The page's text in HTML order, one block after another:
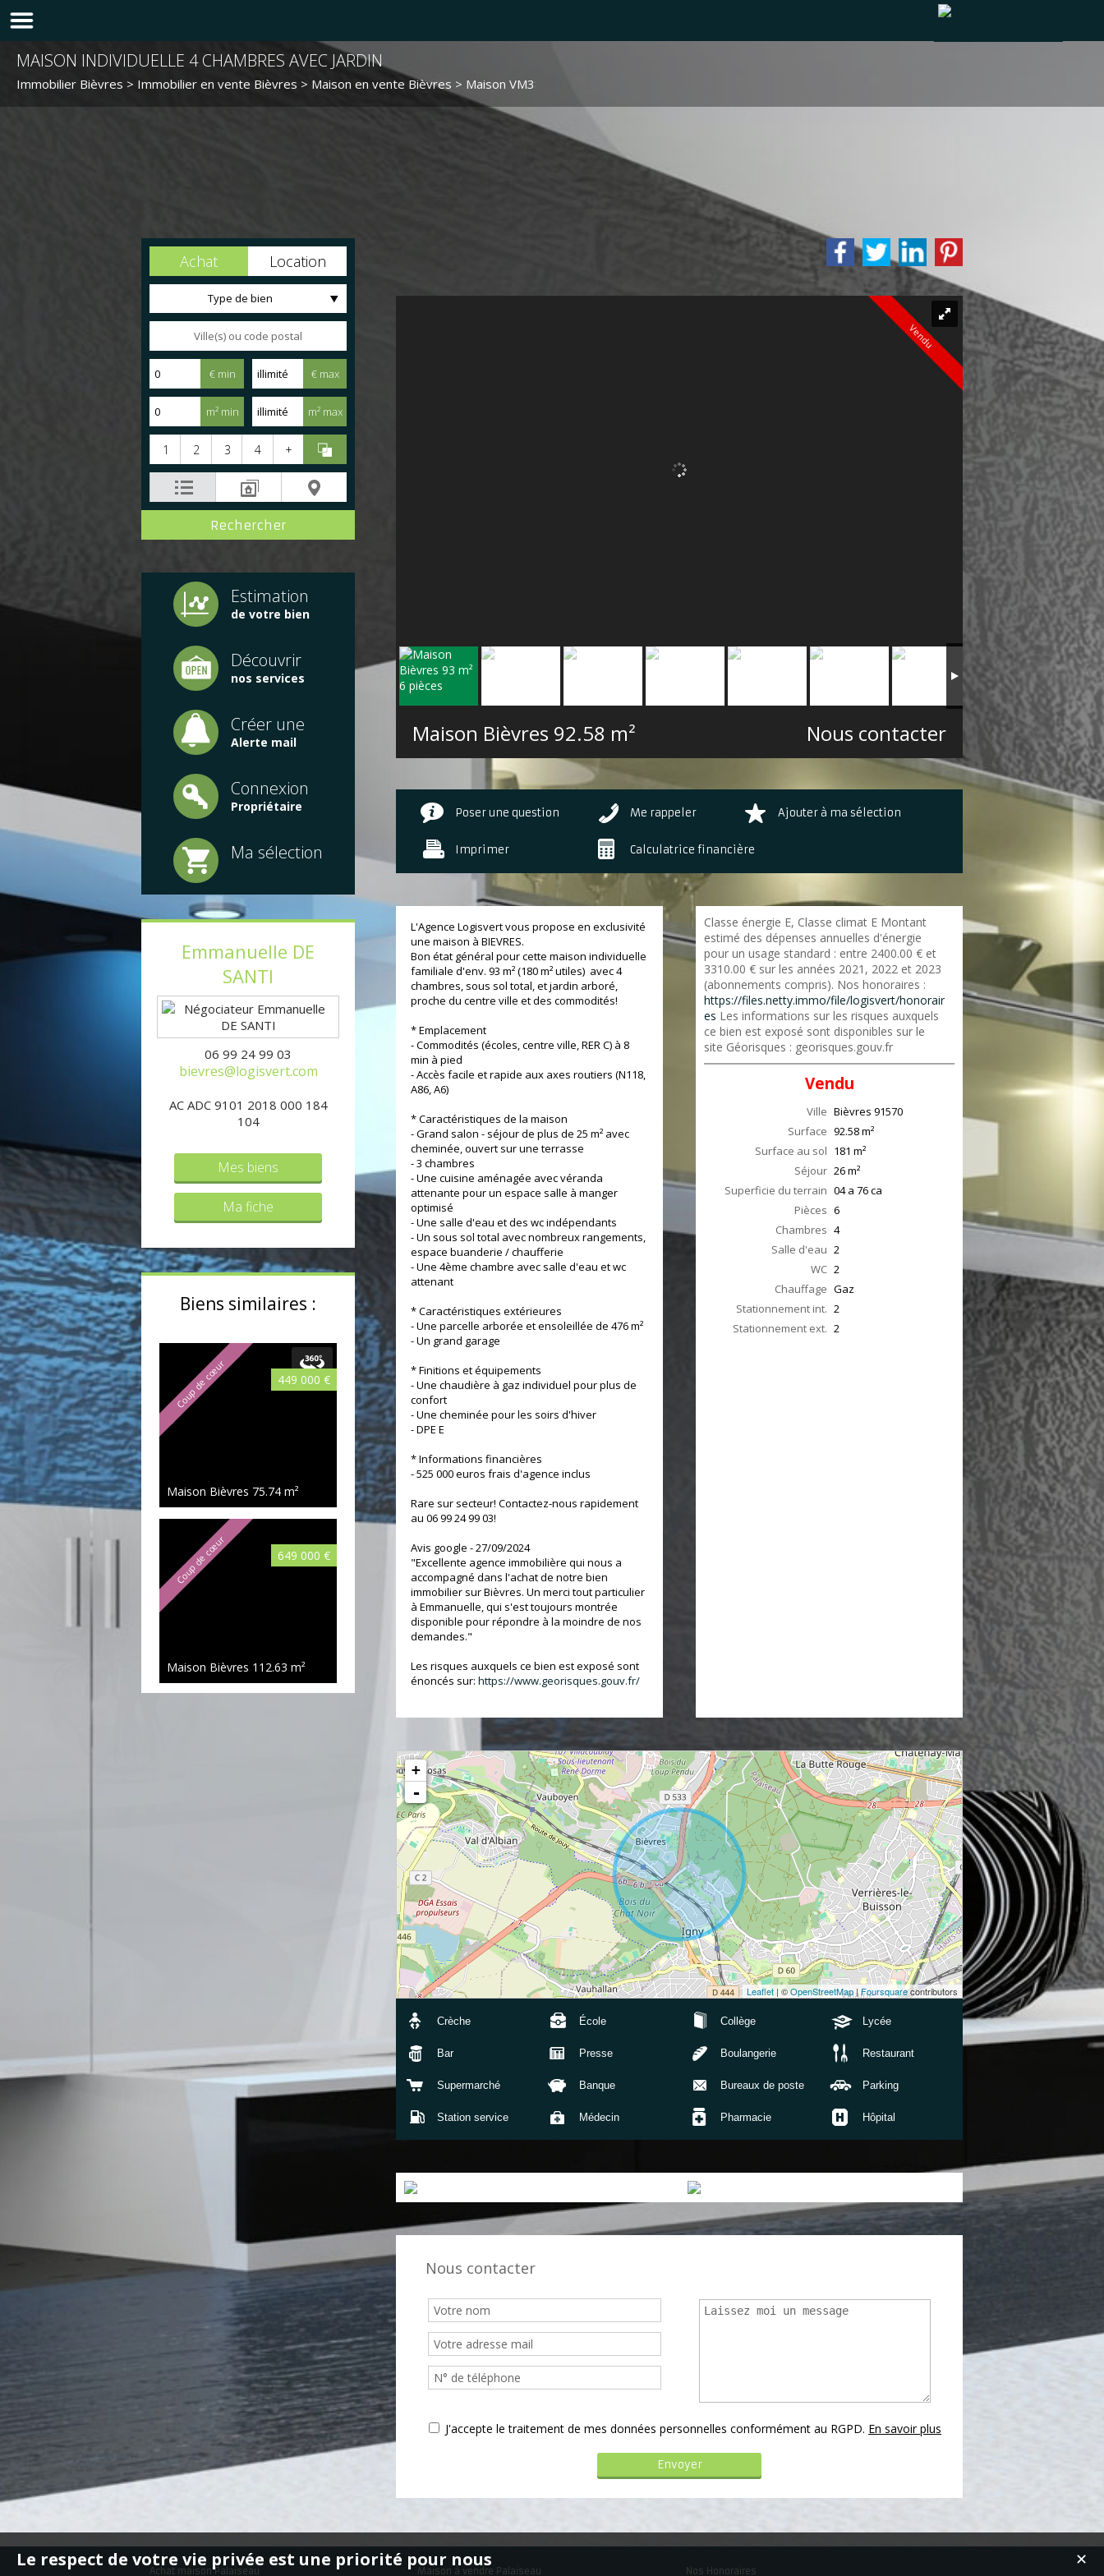
MAISON INDIVIDUELLE 4 CHAMBRES AVEC JARDIN
Immobilier Bièvres > Immobilier en vente Bièvres > Maison en vente Bièvres > Maison VM3830
Achat Location
Type de bien
€ min € max
m² min m² max
1 2 3 4 +
Estimation
de votre bien
Découvrir
nos services
Créer une
Alerte mail
Connexion
Propriétaire
Ma sélection
Emmanuelle DE
SANTI
06 99 24 99 03
bievres@logisvert.com
AC ADC 9101 2018 000 184
104
Mes biens
Ma fiche
Biens similaires :
Coup de cœur 449 000 €
Maison Bièvres 75.74 m²
Coup de cœur 649 000 €
Maison Bièvres 112.63 m²
Vendu
Maison Bièvres 92.58 m² Nous contacter
Poser une question Me rappeler Ajouter à ma sélection
Imprimer Calculatrice financière
L'Agence Logisvert vous propose en exclusivité
une maison à BIEVRES.
Bon état général pour cette maison individuelle
familiale d'env. 93 m² (180 m² utiles) avec 4
chambres, sous sol total, et jardin arboré,
proche du centre ville et des commodités!
* Emplacement
- Commodités (écoles, centre ville, RER C) à 8
min à pied
- Accès facile et rapide aux axes routiers (N118,
A86, A6)
* Caractéristiques de la maison
- Grand salon - séjour de plus de 25 m² avec
cheminée, ouvert sur une terrasse
- 3 chambres
- Une cuisine aménagée avec véranda
attenante pour un espace salle à manger
optimisé
- Une salle d'eau et des wc indépendants
- Un sous sol total avec nombreux rangements,
espace buanderie / chaufferie
- Une 4ème chambre avec salle d'eau et wc
attenant
* Caractéristiques extérieures
- Une parcelle arborée et ensoleillée de 476 m²
- Un grand garage
* Finitions et équipements
- Une chaudière à gaz individuel pour plus de
confort
- Une cheminée pour les soirs d'hiver
- DPE E
* Informations financières
- 525 000 euros frais d'agence inclus
Rare sur secteur! Contactez-nous rapidement
au 06 99 24 99 03!
Avis google - 27/09/2024
"Excellente agence immobilière qui nous a
accompagné dans l'achat de notre bien
immobilier sur Bièvres. Un merci tout particulier
à Emmanuelle, qui s'est toujours montrée
disponible pour répondre à la moindre de nos
demandes."
Les risques auxquels ce bien est exposé sont
énoncés sur: https://www.georisques.gouv.fr/
Classe énergie E, Classe climat E Montant
estimé des dépenses annuelles d'énergie
pour un usage standard : entre 2400.00 € et
3310.00 € sur les années 2021, 2022 et 2023
(abonnements compris). Nos honoraires :
https://files.netty.immo/file/logisvert/honorair
es Les informations sur les risques auxquels
ce bien est exposé sont disponibles sur le
site Géorisques : georisques.gouv.fr
Vendu
Ville Bièvres 91570
Surface 92.58m²
Surface au sol 181 m²
Séjour 26m²
Superficie du terrain 04 a 76 ca
Pièces 6
Chambres 4
Salle d'eau 2
WC 2
Chauffage Gaz
Stationnement int. 2
Stationnement ext. 2
+
-
Leaflet | ©OpenStreetMap|Foursquarecontributors
Crèche École Collège Lycée
Bar Presse Boulangerie Restaurant
Supermarché Banque Bureaux de poste Parking
Station service Médecin Pharmacie Hôpital
Nous contacter
J'accepte le traitement de mes données personnelles conformément au RGPD. En savoir plus
Achat maison Palaiseau Maison à vendre Palaiseau Nos Honoraires
✕
Le respect de votre vie privée est une priorité pour nous